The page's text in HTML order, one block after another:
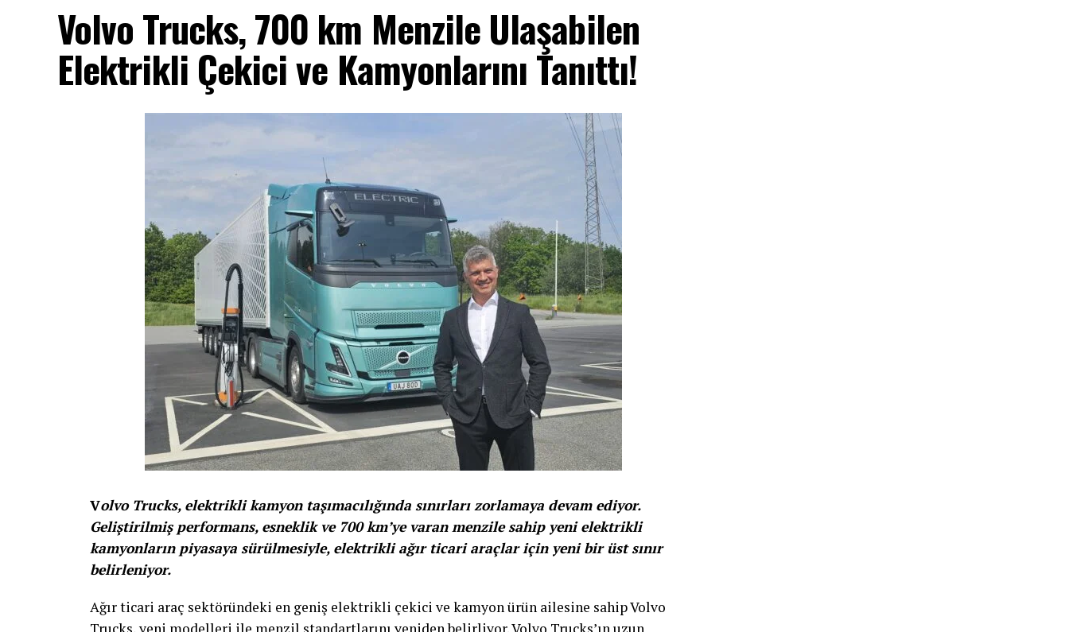
Volvo Trucks, 700 km Menzile Ulaşabilen
Elektrikli Çekici ve Kamyonlarını Tanıttı!
Volvo Trucks, elektrikli kamyon taşımacılığında sınırları zorlamaya devam ediyor.
Geliştirilmiş performans, esneklik ve 700 km’ye varan menzile sahip yeni elektrikli
kamyonların piyasaya sürülmesiyle, elektrikli ağır ticari araçlar için yeni bir üst sınır
belirleniyor.
Ağır ticari araç sektöründeki en geniş elektrikli çekici ve kamyon ürün ailesine sahip Volvo